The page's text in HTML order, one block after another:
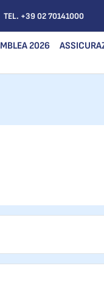
TEL. +39 02 70141000
2026